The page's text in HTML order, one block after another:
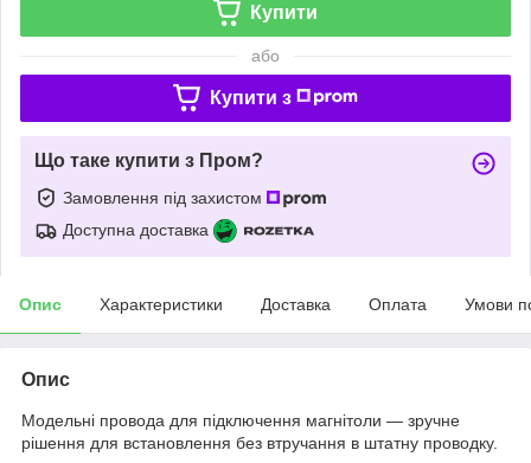
Купити
або
Купити з
Що таке купити з Пром?
Замовлення під захистом
Доступна доставка
Опис Характеристики Доставка Оплата Умови
Опис
Модельні провода для підключення магнітоли — зручне
рішення для встановлення без втручання в штатну проводку.